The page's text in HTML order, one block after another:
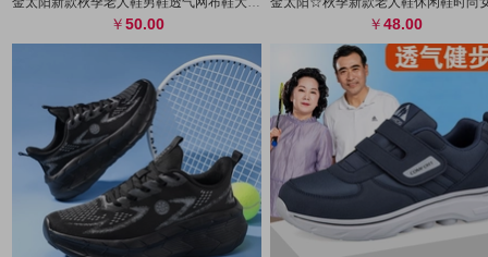
50.00 48.00